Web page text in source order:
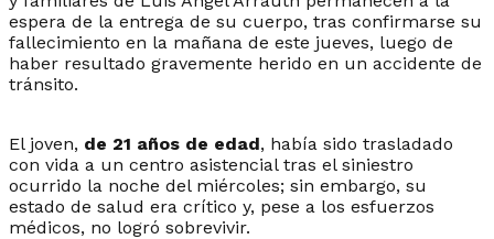
espera de la entrega de su cuerpo, tras confirmarse su
fallecimiento en la mañana de este jueves, luego de
haber resultado gravemente herido en un accidente de
tránsito.
El joven, de 21 años de edad, había sido trasladado
con vida a un centro asistencial tras el siniestro
ocurrido la noche del miércoles; sin embargo, su
estado de salud era crítico y, pese a los esfuerzos
médicos, no logró sobrevivir.